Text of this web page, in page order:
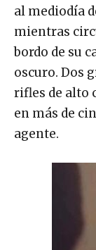
al mediodía
mientras
bordo de su
oscuro. Dos
rifles de alto
en más de
agente.